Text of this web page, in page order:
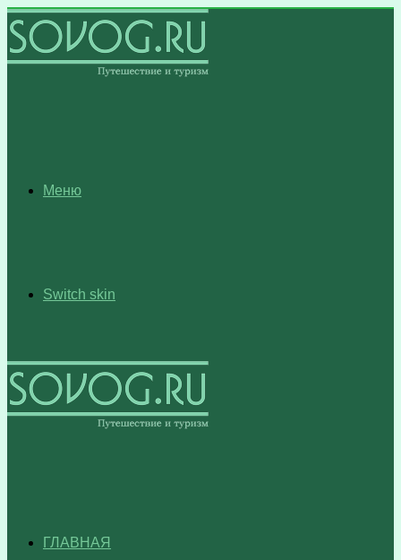
Меню
Switch skin
ГЛАВНАЯ